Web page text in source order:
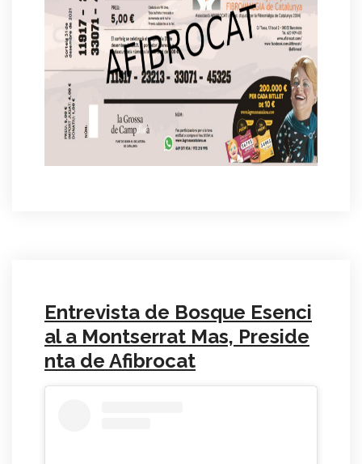
Entrevista de Bosque Esenci
al a Montserrat Mas, Preside
nta de Afibrocat